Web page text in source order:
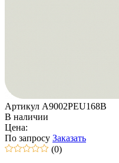
Артикул A9002PEU168B
В наличии
Цена:
По запросу Заказать
(0)